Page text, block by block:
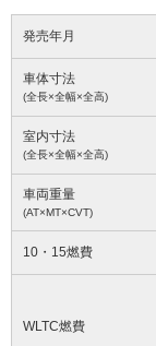
発売年月
車体寸法
(全長×全幅×全高)
室内寸法
(全長×全幅×全高)
車両重量
(AT×MT×CVT)
10・15燃費
WLTC燃費